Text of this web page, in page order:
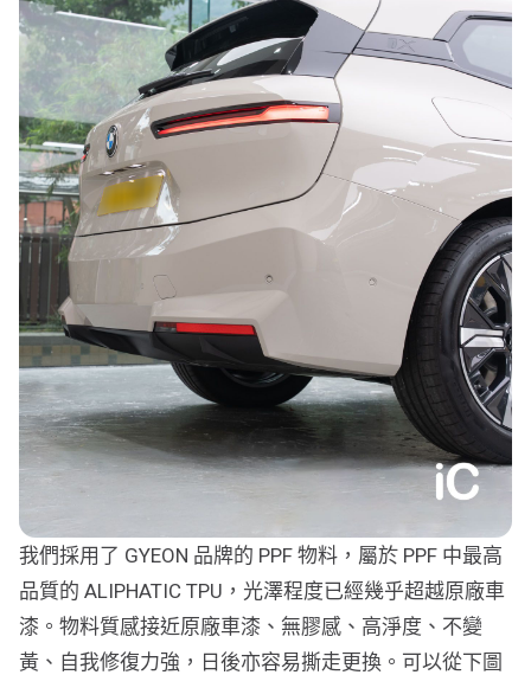
我們採用了 GYEON 品牌的 PPF 物料，屬於 PPF 中最高
品質的 ALIPHATIC TPU，光澤程度已經幾乎超越原廠車
漆。物料質感接近原廠車漆、無膠感、高淨度、不變
黃、自我修復力強，日後亦容易撕走更換。可以從下圖